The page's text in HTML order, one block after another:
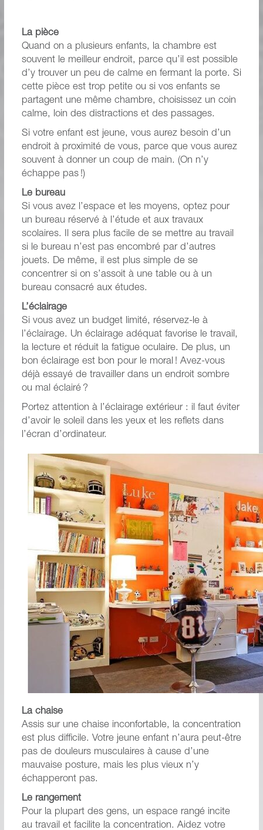
La pièce
Quand on a plusieurs enfants, la chambre est
souvent le meilleur endroit, parce qu’il est possible
d’y trouver un peu de calme en fermant la porte. Si
cette pièce est trop petite ou si vos enfants se
partagent une même chambre, choisissez un coin
calme, loin des distractions et des passages.
Si votre enfant est jeune, vous aurez besoin d’un
endroit à proximité de vous, parce que vous aurez
souvent à donner un coup de main. (On n’y
échappe pas !)
Le bureau
Si vous avez l’espace et les moyens, optez pour
un bureau réservé à l’étude et aux travaux
scolaires. Il sera plus facile de se mettre au travail
si le bureau n’est pas encombré par d’autres
jouets. De même, il est plus simple de se
concentrer si on s’assoit à une table ou à un
bureau consacré aux études.
L’éclairage
Si vous avez un budget limité, réservez-le à
l’éclairage. Un éclairage adéquat favorise le travail,
la lecture et réduit la fatigue oculaire. De plus, un
bon éclairage est bon pour le moral ! Avez-vous
déjà essayé de travailler dans un endroit sombre
ou mal éclairé ?
Portez attention à l’éclairage extérieur : il faut éviter
d’avoir le soleil dans les yeux et les reflets dans
l’écran d’ordinateur.
La chaise
Assis sur une chaise inconfortable, la concentration
est plus difficile. Votre jeune enfant n’aura peut-être
pas de douleurs musculaires à cause d’une
mauvaise posture, mais les plus vieux n’y
échapperont pas.
Le rangement
Pour la plupart des gens, un espace rangé incite
au travail et facilite la concentration. Aidez votre